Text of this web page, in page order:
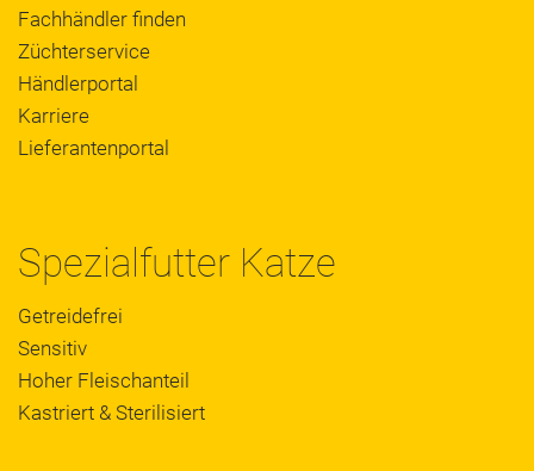
Fachhändler finden
Züchterservice
Händlerportal
Karriere
Lieferantenportal
Spezialfutter Katze
Getreidefrei
Sensitiv
Hoher Fleischanteil
Kastriert & Sterilisiert